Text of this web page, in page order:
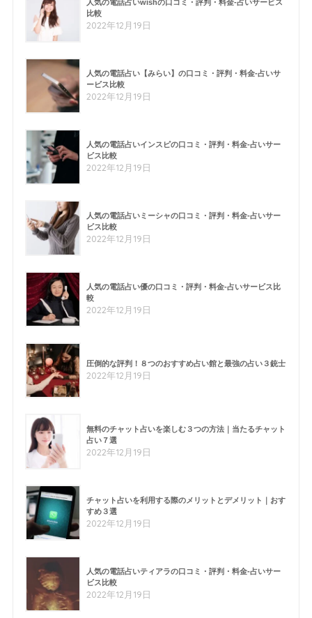
人気の電話占いwishの口コミ・評判・料金-占いサービス
比較
2022年12月19日
人気の電話占い【みらい】の口コミ・評判・料金-占いサ
ービス比較
2022年12月19日
人気の電話占いインスピの口コミ・評判・料金-占いサー
ビス比較
2022年12月19日
人気の電話占いミーシャの口コミ・評判・料金-占いサー
ビス比較
2022年12月19日
人気の電話占い優の口コミ・評判・料金-占いサービス比
較
2022年12月19日
圧倒的な評判！８つのおすすめ占い館と最強の占い３銃士
2022年12月19日
無料のチャット占いを楽しむ３つの方法｜当たるチャット
占い７選
2022年12月19日
チャット占いを利用する際のメリットとデメリット｜おす
すめ３選
2022年12月19日
人気の電話占いティアラの口コミ・評判・料金-占いサー
ビス比較
2022年12月19日